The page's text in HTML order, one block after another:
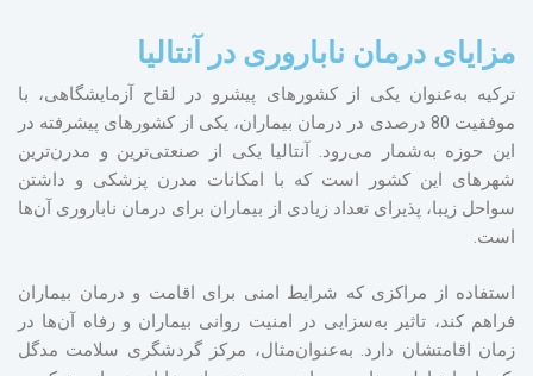
مزایای درمان ناباروری در آنتالیا
ترکیه به‌عنوان یکی از کشورهای پیشرو در لقاح آزمایشگاهی، با
موفقیت 80 درصدی در درمان بیماران، یکی از کشورهای پیشرفته در
این حوزه به‌شمار می‌رود. آنتالیا یکی از صنعتی‌ترین و مدرن‌ترین
شهرهای این کشور است که با امکانات مدرن پزشکی و داشتن
سواحل زیبا، پذیرای تعداد زیادی از بیماران برای درمان ناباروری آن‌ها
است.
استفاده از مراکزی که شرایط امنی برای اقامت و درمان بیماران
فراهم کند، تاثیر به‌سزایی در امنیت روانی بیماران و رفاه آن‌ها در
زمان اقامتشان دارد. به‌عنوان‌مثال، مرکز گردشگری سلامت مدگل